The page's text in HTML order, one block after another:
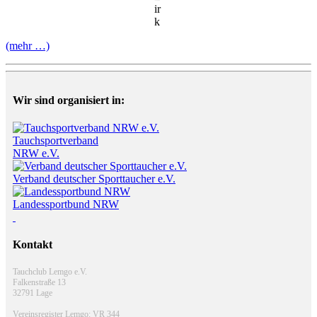
ir
k
(mehr …)
Wir sind organisiert in:
Tauchsportverband
NRW e.V.
Verband deutscher Sporttaucher e.V.
Landessportbund NRW
Kontakt
Tauchclub Lemgo e.V.
Falkenstraße 13
32791 Lage
Vereinsregister Lemgo: VR 344